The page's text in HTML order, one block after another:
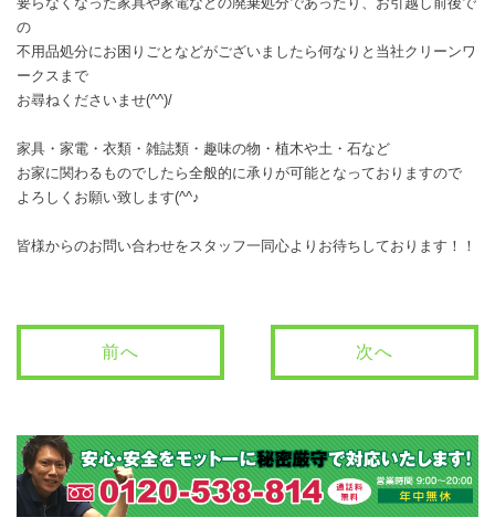
の
不用品処分にお困りごとなどがございましたら何なりと当社クリーンワ
ークスまで
お尋ねくださいませ(^^)/
家具・家電・衣類・雑誌類・趣味の物・植木や土・石など
お家に関わるものでしたら全般的に承りが可能となっておりますので
よろしくお願い致します(^^♪
皆様からのお問い合わせをスタッフ一同心よりお待ちしております！！
前へ 次へ